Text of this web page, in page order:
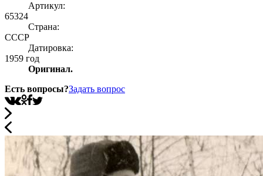
Артикул:
65324
Страна:
СССР
Датировка:
1959 год
Оригинал.
Есть вопросы?Задать вопрос